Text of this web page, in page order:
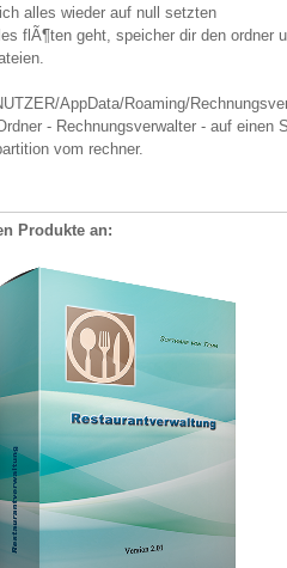
alles wieder auf null setzten
flÃ¶ten geht, speicher dir den ordner
AppData/Roaming/
- Rechnungsverwalter - auf einen
vom rechner.
Produkte an: